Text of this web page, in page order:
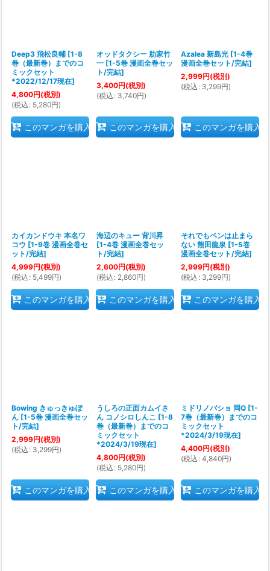
Deep3 飛松良輔 [1-8
巻（最新巻）までのコ
ミックセット
*2022/12/17現在]
4,800円(税別)
(税込 : 5,280円)
このマンガを購入
オッドタクシー 肋家竹
一 [1-5巻 漫画全巻セッ
ト/完結]
3,400円(税別)
(税込 : 3,740円)
このマンガを購入
Azalea 新島光 [1-4巻
漫画全巻セット/完結]
2,999円(税別)
(税込 : 3,299円)
このマンガを購入
カイカンドウキ 本名ワ
コウ [1-9巻 漫画全巻セ
ット/完結]
4,999円(税別)
(税込 : 5,499円)
このマンガを購入
海辺のキュー 背川昇
[1-4巻 漫画全巻セッ
ト/完結]
2,600円(税別)
(税込 : 2,860円)
このマンガを購入
それでもペンは止まら
ない 熊田龍泉 [1-5巻
漫画全巻セット/完結]
2,999円(税別)
(税込 : 3,299円)
このマンガを購入
Bowing きゅっきゅぽ
ん [1-5巻 漫画全巻セッ
ト/完結]
2,999円(税別)
(税込 : 3,299円)
このマンガを購入
うしろの正面カムイさ
ん コノシロしんこ [1-8
巻（最新巻）までのコ
ミックセット
*2024/3/19現在]
4,800円(税別)
(税込 : 5,280円)
このマンガを購入
ミドリノバショ 岡Q [1-
7巻（最新巻）までのコ
ミックセット
*2024/3/19現在]
4,400円(税別)
(税込 : 4,840円)
このマンガを購入